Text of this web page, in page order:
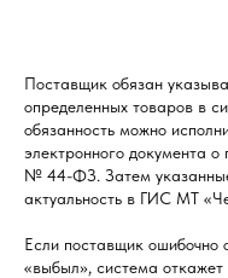
Поставщик обязан
определенных товаров в
обязанность можно
электронного документа
№ 44-ФЗ. Затем
актуальность в ГИС МТ
Если поставщик ошибочно
«выбыл», система